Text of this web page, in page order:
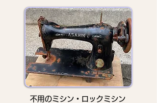
不用のミシン・ロックミシン